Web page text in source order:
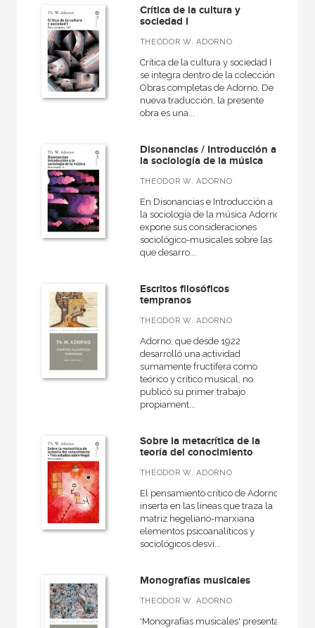
Crítica de la cultura y
sociedad I
THEODOR W. ADORNO
Crítica de la cultura y sociedad I
se integra dentro de la colección
Obras completas de Adorno. De
nueva traducción, la presente
obra es una...
Disonancias / Introducción a
la sociología de la música
THEODOR W. ADORNO
En Disonancias e Introducción a
la sociología de la música Adorno
expone sus consideraciones
sociológico-musicales sobre las
que desarro...
Escritos filosóficos
tempranos
THEODOR W. ADORNO
Adorno, que desde 1922
desarrolló una actividad
sumamente fructífera como
teórico y crítico musical, no
publicó su primer trabajo
propiament...
Sobre la metacrítica de la
teoría del conocimiento
THEODOR W. ADORNO
El pensamiento crítico de Adorno
inserta en las líneas que traza la
matriz hegeliano-marxiana
elementos psicoanalíticos y
sociológicos desvi...
Monografías musicales
THEODOR W. ADORNO
'Monografías musicales' presenta